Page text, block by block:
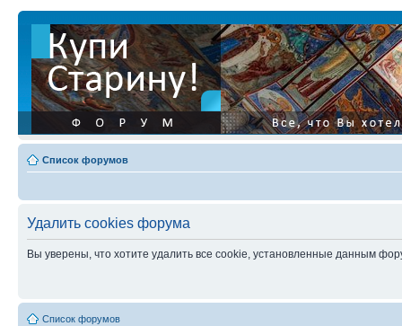
Список форумов
Удалить cookies форума
Вы уверены, что хотите удалить все cookie, установленные данным
Список форумов